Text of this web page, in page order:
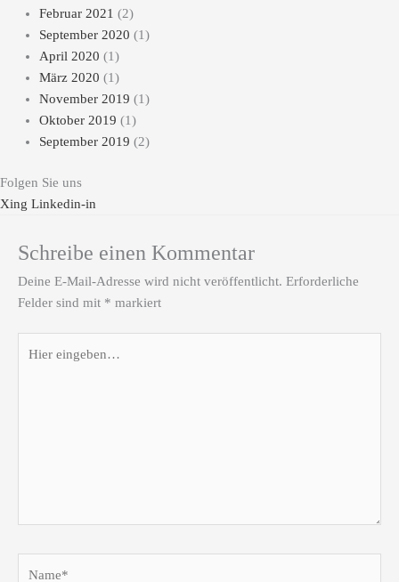
Februar 2021 (2)
September 2020 (1)
April 2020 (1)
März 2020 (1)
November 2019 (1)
Oktober 2019 (1)
September 2019 (2)
Folgen Sie uns
Xing Linkedin-in
Schreibe einen Kommentar
Deine E-Mail-Adresse wird nicht veröffentlicht. Erforderliche
Felder sind mit * markiert
eingeben…